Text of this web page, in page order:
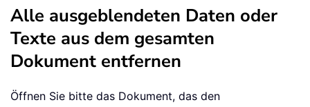
Alle ausgeblendeten Daten oder
Texte aus dem gesamten
Dokument entfernen
Öffnen Sie bitte das Dokument, das den